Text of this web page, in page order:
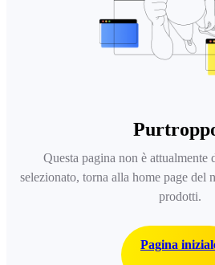
Questa pagina non è attualmente
selezionato, torna alla home page del
prodotti.
Pagina